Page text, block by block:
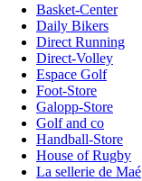
Basket-Center
Daily Bikers
Direct Running
Direct-Volley
Espace Golf
Foot-Store
Galopp-Store
Golf and co
Handball-Store
House of Rugby
La sellerie de Maé